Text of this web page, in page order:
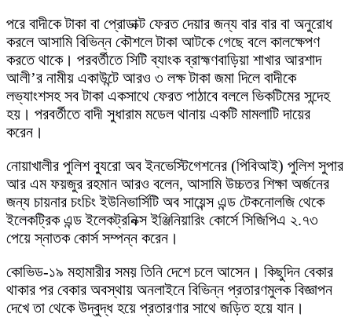
পরে বাদীকে টাকা বা প্রোডাক্ট ফেরত দেয়ার জন্য বার বার বা অনুরোধ
করলে আসামি বিভিন্ন কৌশলে টাকা আটকে গেছে বলে কালক্ষেপণ
করতে থাকে। পরবর্তীতে সিটি ব্যাংক ব্রাহ্মণবাড়িয়া শাখার আরশাদ
আলী’র নামীয় একাউন্টে আরও ৩ লক্ষ টাকা জমা দিলে বাদীকে
লভ্যাংশসহ সব টাকা একসাথে ফেরত পাঠাবে বললে ভিকটিমের সন্দেহ
হয়। পরবর্তীতে বাদী সুধারাম মডেল থানায় একটি মামলাটি দায়ের
করেন।
নোয়াখালীর পুলিশ ব্যুরো অব ইনভেস্টিগেশনের (পিবিআই) পুলিশ সুপার
আর এম ফয়জুর রহমান আরও বলেন, আসামি উচ্চতর শিক্ষা অর্জনের
জন্য চায়নার চংচিং ইউনিভার্সিটি অব সায়েন্স এন্ড টেকনোলজি থেকে
ইলেকট্রিক এন্ড ইলেকট্রনিক্স ইঞ্জিনিয়ারিং কোর্সে সিজিপিএ ২.৭৩
পেয়ে স্নাতক কোর্স সম্পন্ন করেন।
কোভিড-১৯ মহামারীর সময় তিনি দেশে চলে আসেন। কিছুদিন বেকার
থাকার পর বেকার অবস্থায় অনলাইনে বিভিন্ন প্রতারণমুলক বিজ্ঞাপন
দেখে তা থেকে উদ্বুদ্ধ হয়ে প্রতারণার সাথে জড়িত হয়ে যান।